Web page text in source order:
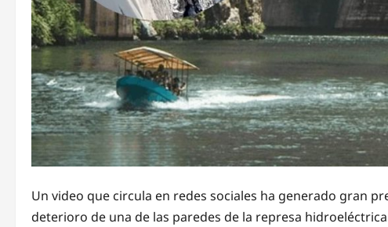
Un video que circula en redes sociales ha generado gran
deterioro de una de las paredes de la represa